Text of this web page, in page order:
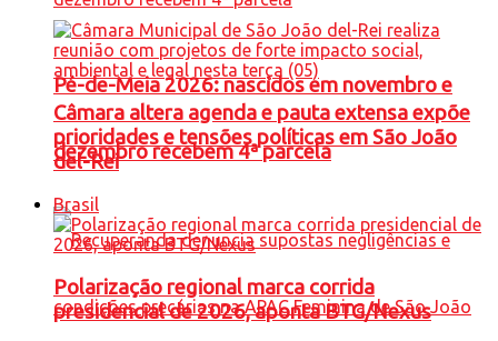
Pé-de-Meia 2026: nascidos em novembro e
dezembro recebem 4ª parcela
Câmara altera agenda e pauta extensa expõe
prioridades e tensões políticas em São João
del-Rei
Brasil
Polarização regional marca corrida
presidencial de 2026, aponta BTG/Nexus